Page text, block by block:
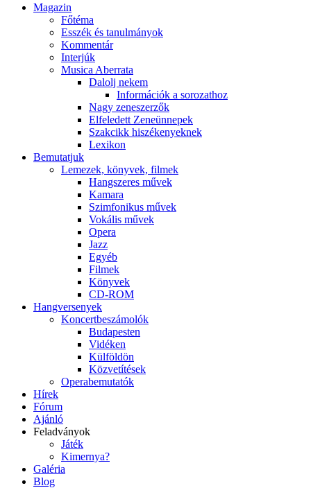
Magazin
Főtéma
Esszék és tanulmányok
Kommentár
Interjúk
Musica Aberrata
Dalolj nekem
Információk a sorozathoz
Nagy zeneszerzők
Elfeledett Zeneünnepek
Szakcikk hiszékenyeknek
Lexikon
Bemutatjuk
Lemezek, könyvek, filmek
Hangszeres művek
Kamara
Szimfonikus művek
Vokális művek
Opera
Jazz
Egyéb
Filmek
Könyvek
CD-ROM
Hangversenyek
Koncertbeszámolók
Budapesten
Vidéken
Külföldön
Közvetítések
Operabemutatók
Hírek
Fórum
Ajánló
Feladványok
Játék
Kimernya?
Galéria
Blog